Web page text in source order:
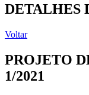
DETALHES
Voltar
PROJETO
1/2021